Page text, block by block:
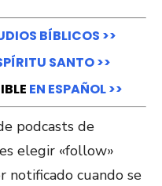
BÍBLICOS >>
SANTO >>
EN ESPAÑOL >>
podcasts de
elegir «follow»
notificado cuando se